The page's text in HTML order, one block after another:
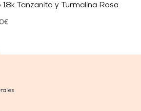
18k Tanzanita y Turmalina Rosa
€El
es: